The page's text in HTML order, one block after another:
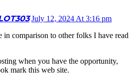
July 12, 2024 At 3:16 pm
in comparison to other folks I have read
when you have the opportunity,
mark this web site.